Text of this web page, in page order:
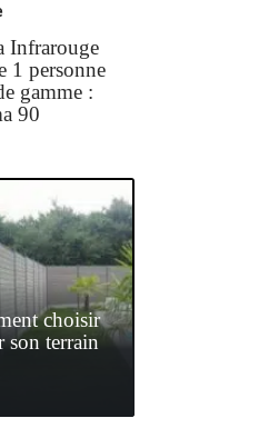
Infrarouge
1 personne
gamme :
90
choisir
son terrain